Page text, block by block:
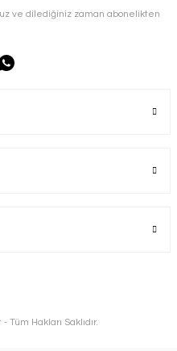
ve dilediğiniz zaman abonelikten
Hakları Saklıdır.